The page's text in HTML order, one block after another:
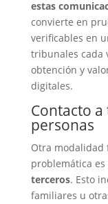
estas
convierte en
verificables en
tribunales cada
obtención y
digitales.
Contacto
personas
Otra modalidad
problemática es
terceros. Esto
familiares u